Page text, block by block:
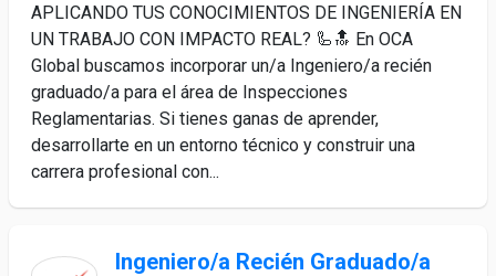
APLICANDO TUS CONOCIMIENTOS DE INGENIERÍA EN
UN TRABAJO CON IMPACTO REAL? 🦾🔝 En OCA
Global buscamos incorporar un/a Ingeniero/a recién
graduado/a para el área de Inspecciones
Reglamentarias. Si tienes ganas de aprender,
desarrollarte en un entorno técnico y construir una
carrera profesional con...
Ingeniero/a Recién Graduado/a